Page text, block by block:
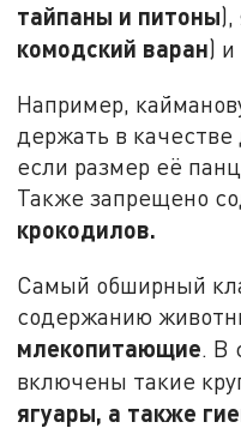
тайпаны и питоны
комодский варан) и
Например,
держать в
если размер её
Также запрещено
крокодилов.
Самый обширный
содержанию
млекопитающие. В
включены такие
ягуары, а также